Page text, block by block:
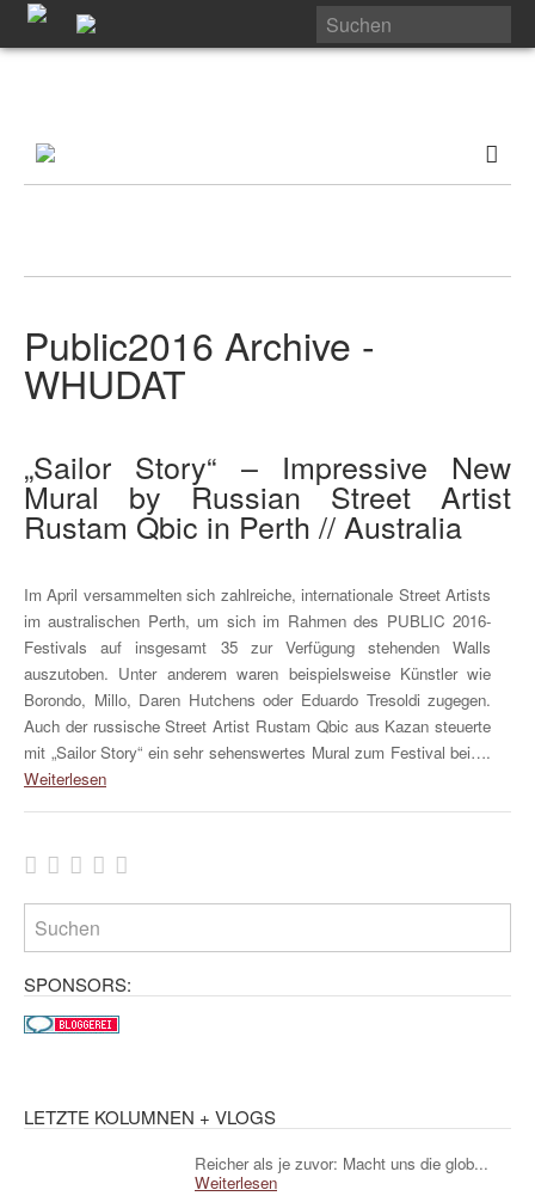
Public2016 Archive -
WHUDAT
„Sailor Story“ – Impressive New
Mural by Russian Street Artist
Rustam Qbic in Perth // Australia
Im April versammelten sich zahlreiche, internationale Street Artists
im australischen Perth, um sich im Rahmen des PUBLIC 2016-
Festivals auf insgesamt 35 zur Verfügung stehenden Walls
auszutoben. Unter anderem waren beispielsweise Künstler wie
Borondo, Millo, Daren Hutchens oder Eduardo Tresoldi zugegen.
Auch der russische Street Artist Rustam Qbic aus Kazan steuerte
mit „Sailor Story“ ein sehr sehenswertes Mural zum Festival bei….
Weiterlesen
SPONSORS:
LETZTE KOLUMNEN + VLOGS
Reicher als je zuvor: Macht uns die glob...
Weiterlesen